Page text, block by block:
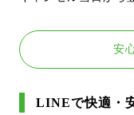
安
LINEで快適・